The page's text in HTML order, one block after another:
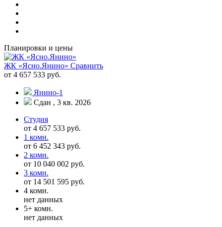
Планировки и цены
ЖК «Ясно.Янино» Сравнить
от 4 657 533 руб.
Янино-1
Сдан , 3 кв. 2026
Студия
от 4 657 533 руб.
1 комн.
от 6 452 343 руб.
2 комн.
от 10 040 002 руб.
3 комн.
от 14 501 595 руб.
4 комн.
нет данных
5+ комн.
нет данных